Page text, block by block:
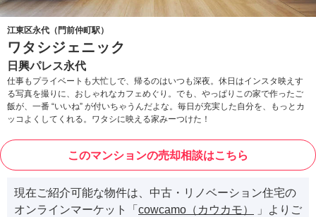
江東区永代（門前仲町駅）
ワタシジェニック
日興パレス永代
仕事もプライベートも大忙しで、帰るのはいつも深夜。休日はインスタ映えす
る写真を撮りに、おしゃれなカフェめぐり。でも、やっぱりこの家で作ったご
飯が、一番 “いいね” が付いちゃうんだよな。毎日が充実した自分を、もっとカ
ッコよくしてくれる。ワタシに映える家みーつけた！
このマンションの売却相談はこちら
現在ご紹介可能な物件は、中古・リノベーション住宅の
オンラインマーケット「 cowcamo（カウカモ）
」よりご